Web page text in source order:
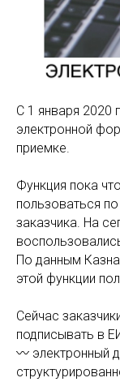
С 1 января 2020
электронной
приемке.
Функция пока
пользоваться
заказчика. На
По данным
этой функции
Сейчас
подписывать в
〰️ электронный